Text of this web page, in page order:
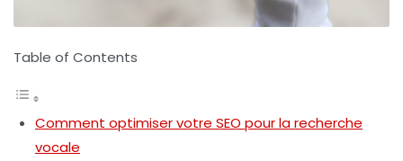
Table of Contents
Comment optimiser votre SEO pour la recherche
vocale